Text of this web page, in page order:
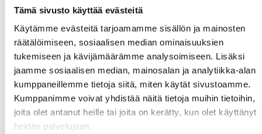
Tämä sivusto käyttää evästeitä
Käytämme evästeitä tarjoamamme sisällön ja mainosten
räätälöimiseen, sosiaalisen median ominaisuuksien
tukemiseen ja kävijämäärämme analysoimiseen. Lisäksi
jaamme sosiaalisen median, mainosalan ja analytiikka-alan
kumppaneillemme tietoja siitä, miten käytät sivustoamme.
Kumppanimme voivat yhdistää näitä tietoja muihin tietoihin,
joita olet antanut heille tai joita on kerätty, kun olet käyttänyt
heidän palvelujaan.